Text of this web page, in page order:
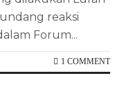
reaksi
Forum...
1 COMMENT